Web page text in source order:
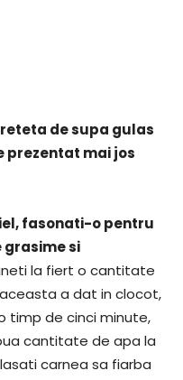
de supa gulas
prezentat mai jos
fasonati-o pentru
si
la fiert o cantitate
a dat in clocot,
timp de cinci minute,
cantitate de apa la
carnea sa fiarba